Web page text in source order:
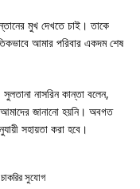
মুখ দেখতে চাই। তাকে
আমার পরিবার একদম শেষ
নাসরিন কান্তা বলেন,
জানানো হয়নি। অবগত
সহায়তা করা হবে।
চাকরির সুযোগ